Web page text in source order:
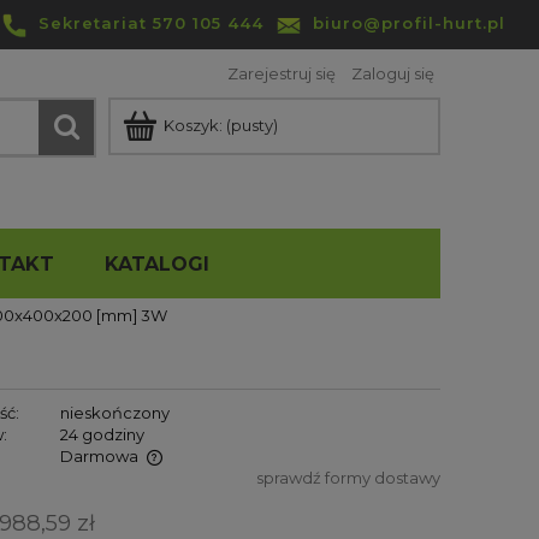
Sekretariat 570 105 444 biuro@profil-hurt.pl
Zarejestruj się Zaloguj się
Koszyk: (pusty)
KATALOGI
[mm] 3W
nieskończony
24 godziny
Darmowa
sprawdź formy dostawy
zł